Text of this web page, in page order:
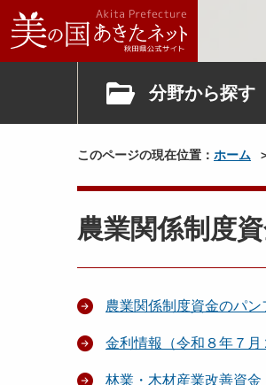
分野から探す
このページの現在位置： ホーム
農業関係制度
農業関係制度資金のパン
金利情報（令和８年７月
林業・木材産業改善資